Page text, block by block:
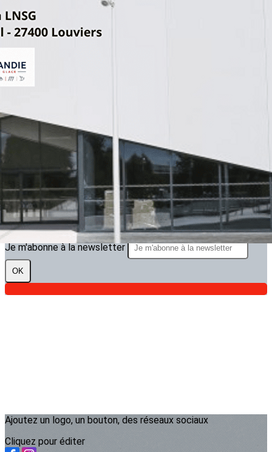
Exporter les lignes sélectionnées
Exporter toutes les colonnes
Exporter uniquement les colonnes affichées
<
>
ARTICLES 2023.2024
?>
Images de la page d'accueil
Cliquez pour éditer
Texte, bouton et/ou inscription à la newsletter
Cliquez pour éditer
Je m'abonne à la newsletter
OK
Ajoutez un logo, un bouton, des réseaux sociaux
Cliquez pour éditer